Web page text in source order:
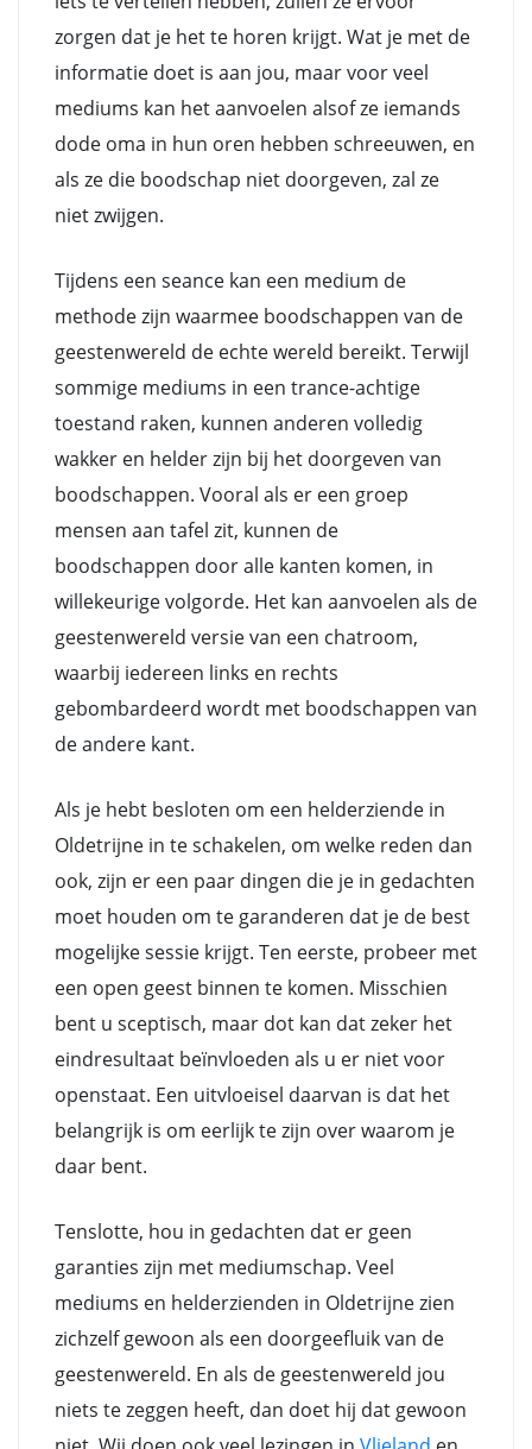
zorgen dat je het te horen krijgt. Wat je met de
informatie doet is aan jou, maar voor veel
mediums kan het aanvoelen alsof ze iemands
dode oma in hun oren hebben schreeuwen, en
als ze die boodschap niet doorgeven, zal ze
niet zwijgen.
Tijdens een seance kan een medium de
methode zijn waarmee boodschappen van de
geestenwereld de echte wereld bereikt. Terwijl
sommige mediums in een trance-achtige
toestand raken, kunnen anderen volledig
wakker en helder zijn bij het doorgeven van
boodschappen. Vooral als er een groep
mensen aan tafel zit, kunnen de
boodschappen door alle kanten komen, in
willekeurige volgorde. Het kan aanvoelen als de
geestenwereld versie van een chatroom,
waarbij iedereen links en rechts
gebombardeerd wordt met boodschappen van
de andere kant.
Als je hebt besloten om een helderziende in
Oldetrijne in te schakelen, om welke reden dan
ook, zijn er een paar dingen die je in gedachten
moet houden om te garanderen dat je de best
mogelijke sessie krijgt. Ten eerste, probeer met
een open geest binnen te komen. Misschien
bent u sceptisch, maar dot kan dat zeker het
eindresultaat beïnvloeden als u er niet voor
openstaat. Een uitvloeisel daarvan is dat het
belangrijk is om eerlijk te zijn over waarom je
daar bent.
Tenslotte, hou in gedachten dat er geen
garanties zijn met mediumschap. Veel
mediums en helderzienden in Oldetrijne zien
zichzelf gewoon als een doorgeefluik van de
geestenwereld. En als de geestenwereld jou
niets te zeggen heeft, dan doet hij dat gewoon